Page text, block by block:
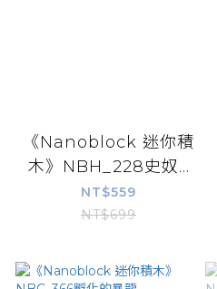
《Nanoblock 迷你積
木》NBH_228史奴...
NT$559
NT$699